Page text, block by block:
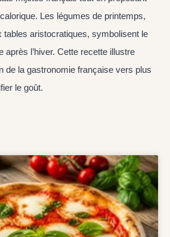
Les légumes de printemps,
tables aristocratiques, symbolisent le
après l’hiver. Cette recette illustre
de la gastronomie française vers plus
le goût.